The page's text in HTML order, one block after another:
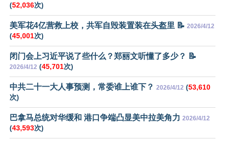
(52,036次)
美军花4亿营救上校，共军自毁装置装在头盔里 📝 2026/4/12
(45,001次)
闭门会上习近平说了些什么？郑丽文听懂了多少？ 📝
2026/4/12 (45,701次)
中共二十一大人事预测，常委谁上谁下？ 2026/4/12 (53,610
次)
巴拿马总统对华缓和 港口争端凸显美中拉美角力 2026/4/12
(43,593次)